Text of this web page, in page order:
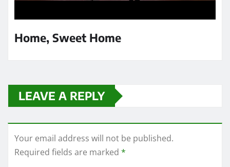
Home, Sweet Home
LEAVE A REPLY
Your email address will not be published.
Required fields are marked *